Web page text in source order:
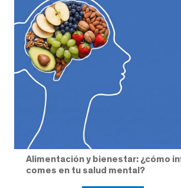
Alimentación y bienestar: ¿cómo
comes en tu salud mental?